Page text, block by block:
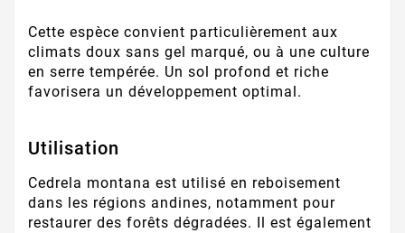
Cette espèce convient particulièrement aux
climats doux sans gel marqué, ou à une culture
en serre tempérée. Un sol profond et riche
favorisera un développement optimal.
Utilisation
Cedrela montana est utilisé en reboisement
dans les régions andines, notamment pour
restaurer des forêts dégradées. Il est également